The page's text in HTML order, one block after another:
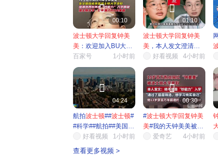

00:10
波士顿大学回复钟美
美 ：欢迎加入BU大家
庭
百家号 1小时前

01:10
波士顿大学回复钟美
美 ，本人发文澄清留
学相关...
好看视频 4小时前

04:24
航拍波士顿##波士顿#
#科学##航拍##美国##
波士...好看视频 1小时前

00:30
#波士顿大学回复钟美
美#我的天钟美美被波
士顿...爱奇艺 4小时前
查看更多视频 >